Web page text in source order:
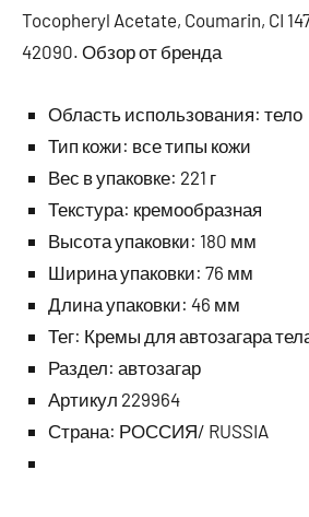
Tocopheryl Acetate, Coumarin, CI
42090. Обзор от бренда
Область использования: тело
Тип кожи: все типы кожи
Вес в упаковке: 221 г
Текстура: кремообразная
Высота упаковки: 180 мм
Ширина упаковки: 76 мм
Длина упаковки: 46 мм
Тег: Кремы для автозагара
Раздел: автозагар
Артикул 229964
Страна: РОССИЯ/ RUSSIA